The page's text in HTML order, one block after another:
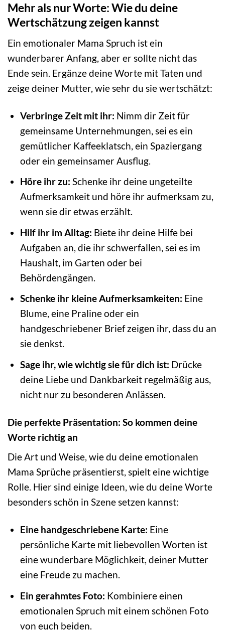
Mehr als nur Worte: Wie du deine
Wertschätzung zeigen kannst
Ein emotionaler Mama Spruch ist ein
wunderbarer Anfang, aber er sollte nicht das
Ende sein. Ergänze deine Worte mit Taten und
zeige deiner Mutter, wie sehr du sie wertschätzt:
Verbringe Zeit mit ihr: Nimm dir Zeit für
gemeinsame Unternehmungen, sei es ein
gemütlicher Kaffeeklatsch, ein Spaziergang
oder ein gemeinsamer Ausflug.
Höre ihr zu: Schenke ihr deine ungeteilte
Aufmerksamkeit und höre ihr aufmerksam zu,
wenn sie dir etwas erzählt.
Hilf ihr im Alltag: Biete ihr deine Hilfe bei
Aufgaben an, die ihr schwerfallen, sei es im
Haushalt, im Garten oder bei
Behördengängen.
Schenke ihr kleine Aufmerksamkeiten: Eine
Blume, eine Praline oder ein
handgeschriebener Brief zeigen ihr, dass du an
sie denkst.
Sage ihr, wie wichtig sie für dich ist: Drücke
deine Liebe und Dankbarkeit regelmäßig aus,
nicht nur zu besonderen Anlässen.
Die perfekte Präsentation: So kommen deine
Worte richtig an
Die Art und Weise, wie du deine emotionalen
Mama Sprüche präsentierst, spielt eine wichtige
Rolle. Hier sind einige Ideen, wie du deine Worte
besonders schön in Szene setzen kannst:
Eine handgeschriebene Karte: Eine
persönliche Karte mit liebevollen Worten ist
eine wunderbare Möglichkeit, deiner Mutter
eine Freude zu machen.
Ein gerahmtes Foto: Kombiniere einen
emotionalen Spruch mit einem schönen Foto
von euch beiden.